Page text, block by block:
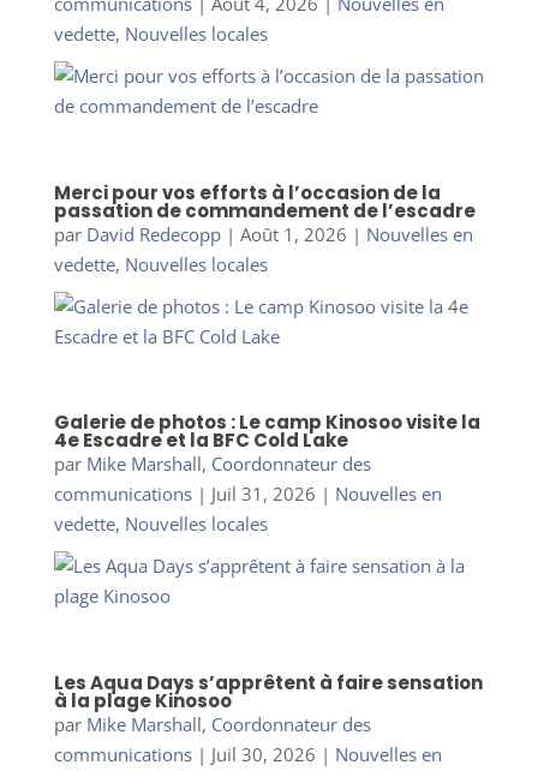
vedette, Nouvelles locales
Merci pour vos efforts à l’occasion de la
passation de commandement de l’escadre
par David Redecopp| Août 1, 2026 | Nouvelles en
vedette, Nouvelles locales
Galerie de photos : Le camp Kinosoo visite la
4e Escadre et la BFC Cold Lake
par Mike Marshall, Coordonnateur des
communications| Juil 31, 2026 | Nouvelles en
vedette, Nouvelles locales
Les Aqua Days s’apprêtent à faire sensation
à la plage Kinosoo
par Mike Marshall, Coordonnateur des
communications| Juil 30, 2026 | Nouvelles en